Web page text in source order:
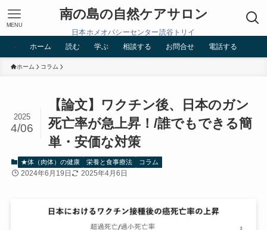
南の島の自然ケアサロン
日本ホメオパシーセンター読谷トリイ
MENU
ホーム 読む 学ぶ 相談する お問合せ 電話する
ホーム コラム
【論文】ワクチン後、日本のガン
死亡率が急上昇！/誰でもできる簡
単・安価な対策
2025
4/06
★体（肉体）の健康 栄養と食事療法 コラム
2024年6月19日 2025年4月6日